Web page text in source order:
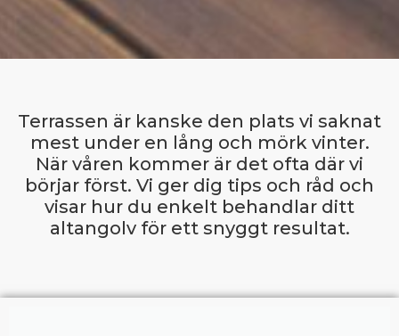
Terrassen är kanske den plats vi saknat
mest under en lång och mörk vinter.
När våren kommer är det ofta där vi
börjar först. Vi ger dig tips och råd och
visar hur du enkelt behandlar ditt
altangolv för ett snyggt resultat.